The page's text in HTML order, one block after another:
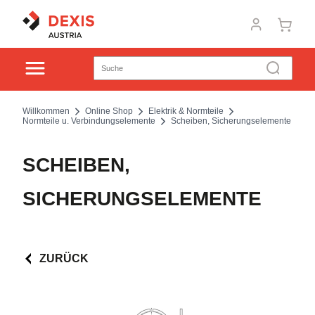
Willkommen Online Shop
Elektrik & Normteile
Normteile u. Verbindungselemente
Scheiben, Sicherungselemente
SCHEIBEN,
SICHERUNGSELEMENTE
ZURÜCK